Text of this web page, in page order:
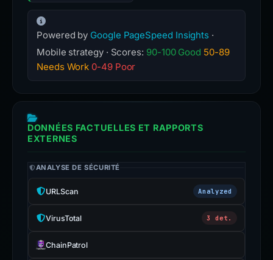
Powered by Google PageSpeed Insights ·
Mobile strategy · Scores: 90-100 Good 50-89
Needs Work 0-49 Poor
DONNÉES FACTUELLES ET RAPPORTS
EXTERNES
ANALYSE DE SÉCURITÉ
URLScan Analyzed
VirusTotal 3 det.
ChainPatrol